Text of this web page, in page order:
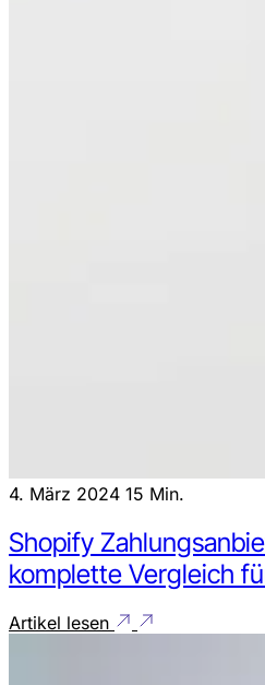
4. März 2024 15 Min.
Shopify
komplette Vergleich
Artikel lesen